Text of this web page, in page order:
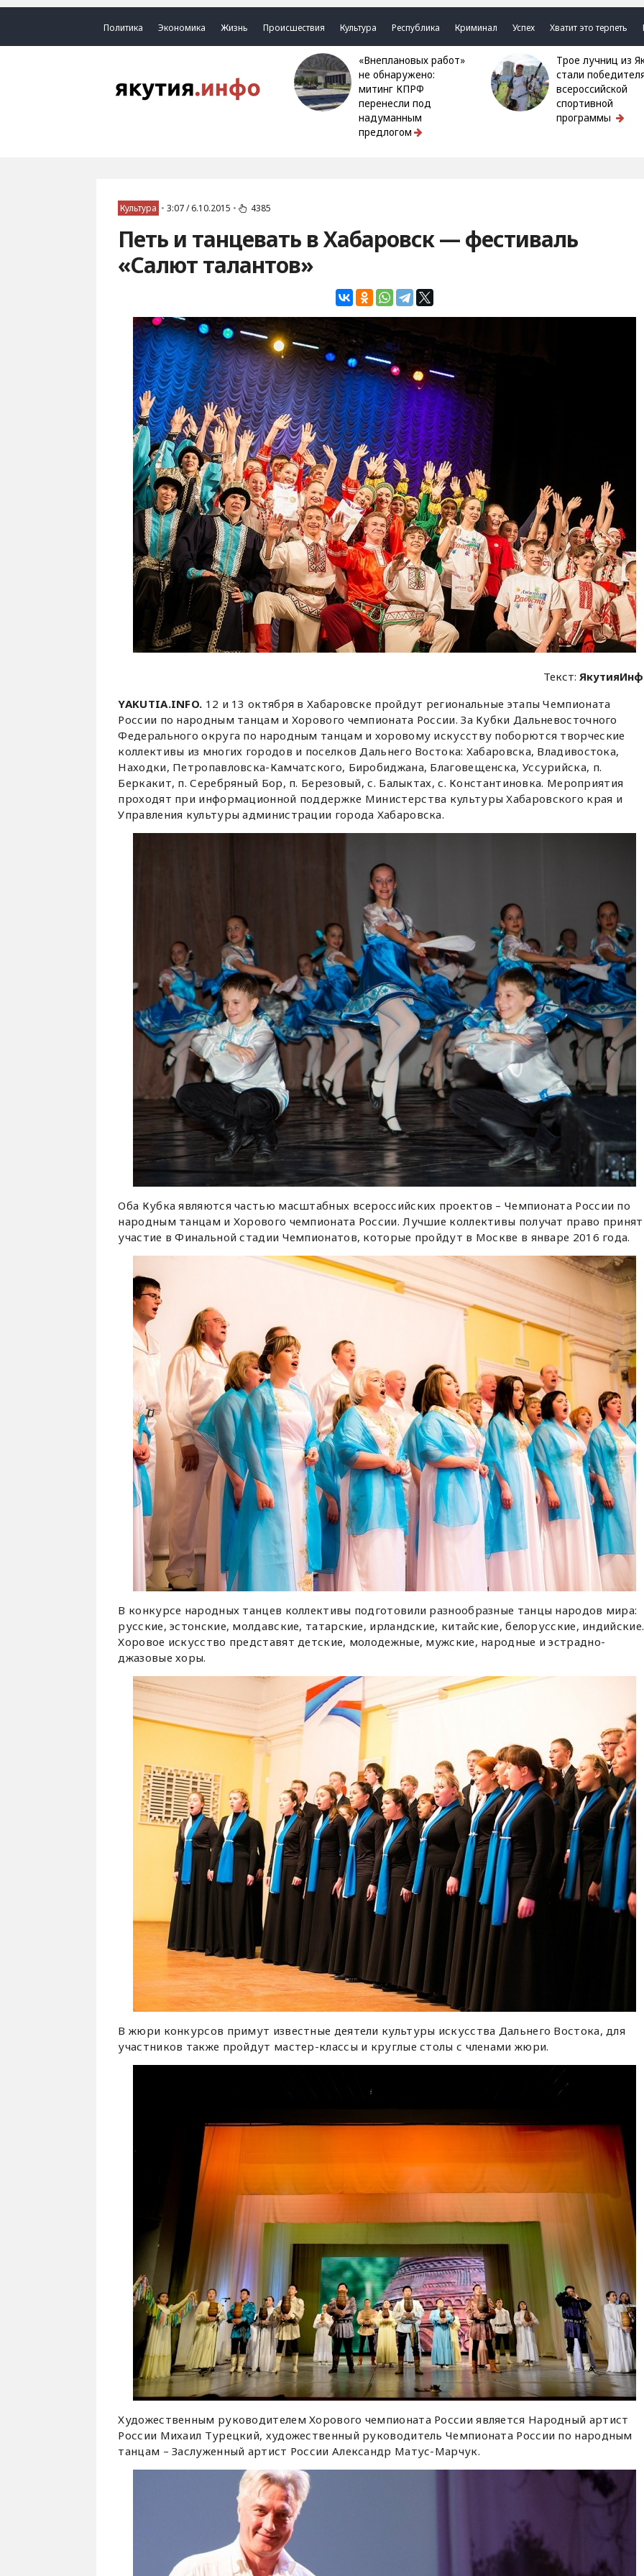
Политика Экономика Жизнь Происшествия Культура Республика Криминал Успех Хватит это терпеть
«Внеплановых работ»
не обнаружено:
митинг КПРФ
перенесли под
надуманным
предлогом
Трое лучниц из Якутии
стали
всероссийской
спортивной
программы
Культура • 3:07 / 6.10.2015 • 4385
Петь и танцевать в Хабаровск — фестиваль
«Салют талантов»
Текст:
YAKUTIA.INFO. 12 и 13 октября в Хабаровске пройдут региональные этапы Чемпионата
России по народным танцам и Хорового чемпионата России. За Кубки Дальневосточного
Федерального округа по народным танцам и хоровому искусству поборются творческие
коллективы из многих городов и поселков Дальнего Востока: Хабаровска, Владивостока,
Находки, Петропавловска-Камчатского, Биробиджана, Благовещенска, Уссурийска, п.
Беркакит, п. Серебряный Бор, п. Березовый, с. Балыктах, с. Константиновка. Мероприятия
проходят при информационной поддержке Министерства культуры Хабаровского края и
Управления культуры администрации города Хабаровска.
Оба Кубка являются частью масштабных всероссийских проектов – Чемпионата России по
народным танцам и Хорового чемпионата России. Лучшие коллективы получат право
участие в Финальной стадии Чемпионатов, которые пройдут в Москве в январе 2016 года.
В конкурсе народных танцев коллективы подготовили разнообразные танцы народов мира:
русские, эстонские, молдавские, татарские, ирландские, китайские, белорусские, индийские.
Хоровое искусство представят детские, молодежные, мужские, народные и эстрадно-
джазовые хоры.
В жюри конкурсов примут известные деятели культуры искусства Дальнего Востока, для
участников также пройдут мастер-классы и круглые столы с членами жюри.
Художественным руководителем Хорового чемпионата России является Народный артист
России Михаил Турецкий, художественный руководитель Чемпионата России по народным
танцам – Заслуженный артист России Александр Матус-Марчук.